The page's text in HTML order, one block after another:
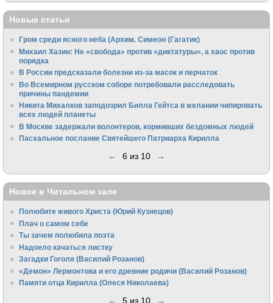
Новые статьи
Гром среди ясного неба (Архим. Симеон (Гагатик)
Михаил Хазин: Не «свобода» против «диктатуры», а хаос против
порядка
В России предсказали болезни из-за масок и перчаток
Во Всемирном русском соборе потребовали расследовать
причины пандемии
Никита Михалков заподозрил Билла Гейтса в желании чипировать
всех людей планеты
В Москве задержали волонтеров, кормивших бездомных людей
Пасхальное послание Святейшего Патриарха Кирилла
← 6 из 10 →
Новое в Читальном зале
Полюбите живого Христа (Юрий Кузнецов)
Плач о самом себе
Ты зачем полюбила поэта
Надоело качаться листку
Загадки Гоголя (Василий Розанов)
«Демон» Лермонтова и его древние родичи (Василий Розанов)
Памяти отца Кирилла (Олеся Николаева)
← 5 из 10 →